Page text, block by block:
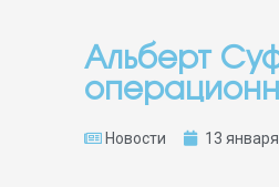
Альберт
Новости 13